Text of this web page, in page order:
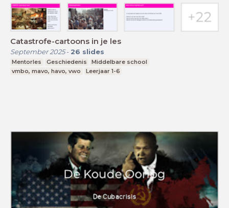
Catastrofe-cartoons in je les
September 2025- 26 slides
Mentorles Geschiedenis
Middelbare school
vmbo, mavo, havo, vwo
Leerjaar 1-6